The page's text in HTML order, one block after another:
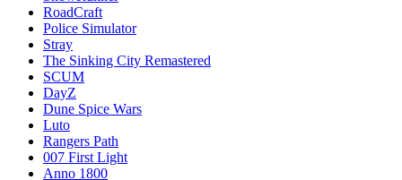
RoadCraft
Police Simulator
Stray
The Sinking City Remastered
SCUM
DayZ
Dune Spice Wars
Luto
Rangers Path
007 First Light
Anno 1800